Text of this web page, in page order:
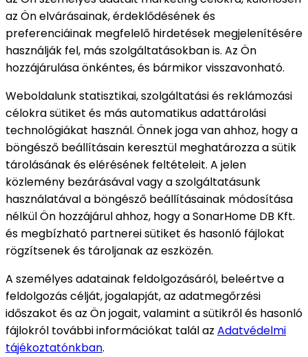
az Ön elvárásainak, érdeklődésének és
preferenciáinak megfelelő hirdetések megjelenítésére
használják fel, más szolgáltatásokban is. Az Ön
hozzájárulása önkéntes, és bármikor visszavonható.
Weboldalunk statisztikai, szolgáltatási és reklámozási
célokra sütiket és más automatikus adattárolási
technológiákat használ. Önnek joga van ahhoz, hogy a
böngésző beállításain keresztül meghatározza a sütik
tárolásának és elérésének feltételeit. A jelen
közlemény bezárásával vagy a szolgáltatásunk
használatával a böngésző beállításainak módosítása
nélkül Ön hozzájárul ahhoz, hogy a SonarHome DB Kft.
és megbízható partnerei sütiket és hasonló fájlokat
rögzítsenek és tároljanak az eszközén.
A személyes adatainak feldolgozásáról, beleértve a
feldolgozás célját, jogalapját, az adatmegőrzési
időszakot és az Ön jogait, valamint a sütikről és hasonló
fájlokról további információkat talál az Adatvédelmi
tájékoztatónkban.